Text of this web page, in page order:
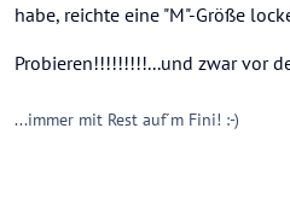
habe, reichte eine "M"-Größe
Probieren!!!!!!!!!...und zwar vor
...immer mit Rest auf´m Fini! :-)